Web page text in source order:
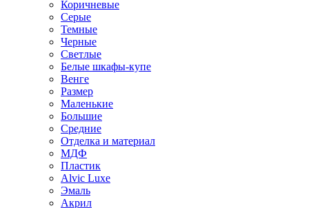
Коричневые
Серые
Темные
Черные
Светлые
Белые шкафы-купе
Венге
Размер
Маленькие
Большие
Средние
Отделка и материал
МДФ
Пластик
Alvic Luxe
Эмаль
Акрил